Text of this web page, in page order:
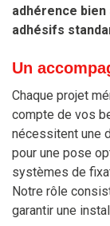
adhérence bien
adhésifs
Un
Chaque projet
compte de vos
nécessitent une
pour une pose
systèmes de
Notre rôle
garantir une